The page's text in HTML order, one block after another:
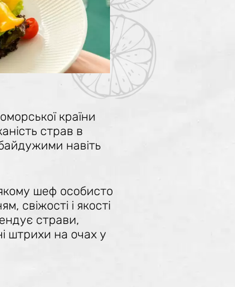
країни
страв в
навіть
шеф особисто
свіжості і якості
страви,
штрихи на очах у